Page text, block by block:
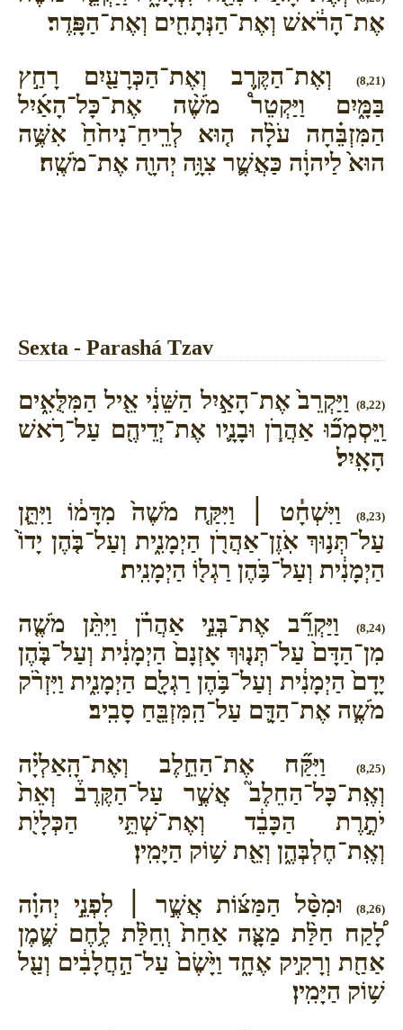
אֶת־הָרֹ֔אשׁ וְאֶת־הַנְּתָחִ֖ים וְאֶת־הַפָּֽדֶר׃
(8,21)
וְאֶת־הַקֶּ֥רֶב וְאֶת־הַכְּרָעַ֖יִם רָחַ֣ץ
בַּמָּ֑יִם וַיַּקְטֵר֩ מֹשֶׁ֨ה אֶת־כָּל־הָאַ֜יִל
הַמִּזְבֵּ֗חָה עֹלָ֨ה ה֤וּא לְרֵֽיחַ־נִיחֹ֙חַ֙ אִשֶּׁ֥ה
הוּא֙ לַיהוָ֔ה כַּאֲשֶׁ֛ר צִוָּ֥ה יְהוָ֖ה אֶת־מֹשֶֽׁה׃
Sexta - Parashá Tzav
(8,22)
וַיַּקְרֵב֙ אֶת־הָאַ֣יִל הַשֵּׁנִ֔י אֵ֖יל הַמִּלֻּאִ֑ים
וַֽיִּסְמְכ֞וּ אַהֲרֹ֧ן וּבָנָ֛יו אֶת־יְדֵיהֶ֖ם עַל־רֹ֥אשׁ
הָאָֽיִל׃
(8,23)
וַיִּשְׁחָ֓ט ׀ וַיִּקַּ֤ח מֹשֶׁה֙ מִדָּמ֔וֹ וַיִּתֵּ֛ן
עַל־תְּנ֥וּךְ אֹֽזֶן־אַהֲרֹ֖ן הַיְמָנִ֑ית וְעַל־בֹּ֤הֶן יָדוֹ֙
הַיְמָנִ֔ית וְעַל־בֹּ֥הֶן רַגְל֖וֹ הַיְמָנִֽית׃
(8,24)
וַיַּקְרֵ֞ב אֶת־בְּנֵ֣י אַהֲרֹ֗ן וַיִּתֵּ֨ן מֹשֶׁ֤ה
מִן־הַדָּם֙ עַל־תְּנ֤וּךְ אָזְנָם֙ הַיְמָנִ֔ית וְעַל־בֹּ֤הֶן
יָדָם֙ הַיְמָנִ֔ית וְעַל־בֹּ֥הֶן רַגְלָ֖ם הַיְמָנִ֑ית וַיִּזְרֹ֨ק
מֹשֶׁ֧ה אֶת־הַדָּ֛ם עַל־הַֽמִּזְבֵּ֖חַ סָבִֽיב׃
(8,25)
וַיִּקַּ֞ח אֶת־הַחֵ֣לֶב וְאֶת־הָֽאַלְיָ֗ה
וְאֶֽת־כָּל־הַחֵלֶב֮ אֲשֶׁ֣ר עַל־הַקֶּרֶב֒ וְאֵת֙
יֹתֶ֣רֶת הַכָּבֵ֔ד וְאֶת־שְׁתֵּ֥י הַכְּלָיֹ֖ת
וְאֶֽת־חֶלְבְּהֶ֑ן וְאֵ֖ת שׁ֥וֹק הַיָּמִֽין׃
(8,26)
וּמִסַּ֨ל הַמַּצּ֜וֹת אֲשֶׁ֣ר ׀ לִפְנֵ֣י יְהוָ֗ה
לָ֠קַח חַלַּ֨ת מַצָּ֤ה אַחַת֙ וְֽחַלַּ֨ת לֶ֥חֶם שֶׁ֛מֶן
אַחַ֖ת וְרָקִ֣יק אֶחָ֑ד וַיָּ֙שֶׂם֙ עַל־הַ֣חֲלָבִ֔ים וְעַ֖ל
שׁ֥וֹק הַיָּמִֽין׃